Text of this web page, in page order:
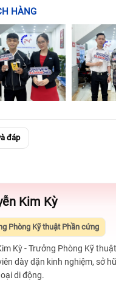
HÀNG
đáp
Kim Kỳ
Phòng Kỹ thuật Phần cứng
Kỳ - Trưởng Phòng Kỹ
dày dặn kinh nghiệm, sở
di động.